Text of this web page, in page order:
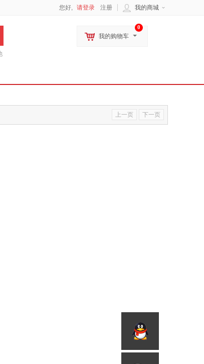
我的商城
您好, 请登录 注册
0
我的购物车
上一页 下一页